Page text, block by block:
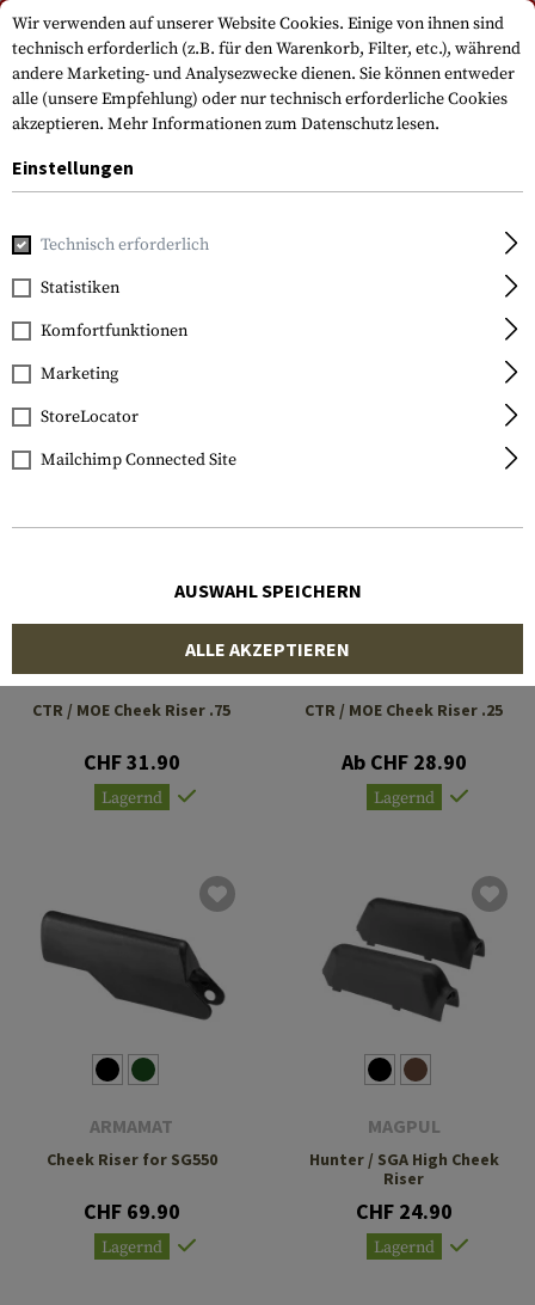
Bitte beachten Sie, dass die Lieferzeiten auf Grund eines Feiertags am
15.08.2026 abweichen können
MAGPUL
CTR / MOE Cheek Riser .75
CHF 31.90
Lagernd
MAGPUL
CTR / MOE Cheek Riser .25
Ab CHF 28.90
Lagernd
ARMAMAT
Cheek Riser for SG550
CHF 69.90
Lagernd
MAGPUL
Hunter / SGA High Cheek
Riser
CHF 24.90
Lagernd
Wir verwenden auf unserer Website Cookies. Einige von ihnen sind
technisch erforderlich (z.B. für den Warenkorb, Filter, etc.), während
andere Marketing- und Analysezwecke dienen. Sie können entweder
alle (unsere Empfehlung) oder nur technisch erforderliche Cookies
akzeptieren. Mehr Informationen zum Datenschutz lesen.
Einstellungen
Technisch erforderlich
Statistiken
Komfortfunktionen
Marketing
StoreLocator
Mailchimp Connected Site
AUSWAHL SPEICHERN
ALLE AKZEPTIEREN